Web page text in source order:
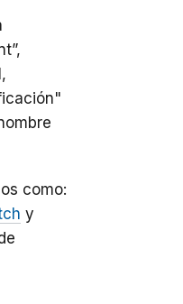
como:
y